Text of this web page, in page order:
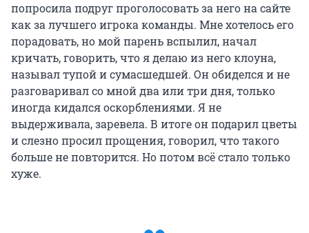
попросила подруг проголосовать за него на сайте
как за лучшего игрока команды. Мне хотелось его
порадовать, но мой парень вспылил, начал
кричать, говорить, что я делаю из него клоуна,
называл тупой и сумасшедшей. Он обиделся и не
разговаривал со мной два или три дня, только
иногда кидался оскорблениями. Я не
выдерживала, заревела. В итоге он подарил цветы
и слезно просил прощения, говорил, что такого
больше не повторится. Но потом всё стало только
хуже.